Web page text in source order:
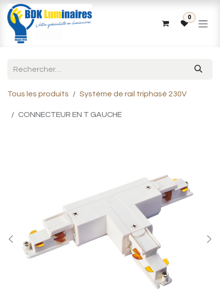
Se rendre au contenu
0
Tous les produits Système de rail triphasé 230V
CONNECTEUR EN T GAUCHE